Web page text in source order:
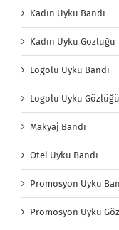
Kadın Uyku Bandı
Kadın Uyku Gözlüğü
Logolu Uyku Bandı
Logolu Uyku Gözlüğü
Makyaj Bandı
Otel Uyku Bandı
Promosyon Uyku
Promosyon Uyku